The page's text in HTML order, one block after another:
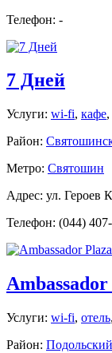
Телефон: -
7 Дней
Услуги: wi-fi, кафе,
Район:
Метро: Святошин
Адрес: ул. Героев
Телефон: (044)
Услуги: wi-fi, отель,
Район: Подольский